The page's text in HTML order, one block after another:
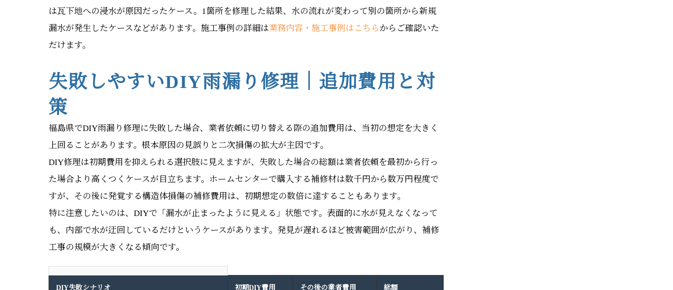
は瓦下地への浸水が原因だったケース。1箇所を修理した結果、水の流れが変わって別の箇所から新規
漏水が発生したケースなどがあります。施工事例の詳細は業務内容・施工事例はこちら からご確認いた
だけます。
失敗しやすいDIY雨漏り修理｜追加費用と対
策
福島県でDIY雨漏り修理に失敗した場合、業者依頼に切り替える際の追加費用は、当初の想定を大きく
上回ることがあります。根本原因の見誤りと二次損傷の拡大が主因です。
DIY修理は初期費用を抑えられる選択肢に見えますが、失敗した場合の総額は業者依頼を最初から行っ
た場合より高くつくケースが目立ちます。ホームセンターで購入する補修材は数千円から数万円程度で
すが、その後に発覚する構造体損傷の補修費用は、初期想定の数倍に達することもあります。
特に注意したいのは、DIYで「漏水が止まったように見える」状態です。表面的に水が見えなくなって
も、内部で水が迂回しているだけというケースがあります。発見が遅れるほど被害範囲が広がり、補修
工事の規模が大きくなる傾向です。
DIY失敗シナリオ 初期DIY費用 その後の業者費用 総額